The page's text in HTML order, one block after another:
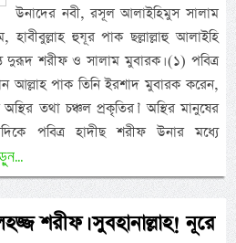
উনাদের নবী, রসূল আলাইহিমুস সালাম
হুযূর পাক ছল্লাল্লাহু আলাইহি
দুরূদ শরীফ ও সালাম মুবারক। (১) পবিত্র
আল্লাহ পাক তিনি ইরশাদ মুবারক করেন,
তথা চঞ্চল প্রকৃতির।’ অস্থির মানুষের
পবিত্র হাদীছ শরীফ উনার মধ্যে
শরীফ। সুবহানাল্লাহ! নূরে